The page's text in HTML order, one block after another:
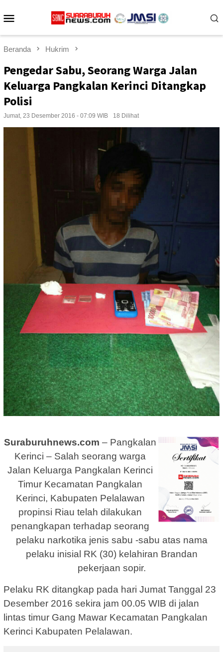
ke
Beranda Hukrim
Pengedar Sabu, Seorang Warga Jalan
Keluarga Pangkalan Kerinci Ditangkap
Polisi
Jumat, 23 Desember 2016 - 07:09 WIB 18 Dilihat
Suraburuhnews.com – Pangkalan
Kerinci – Salah seorang warga
Jalan Keluarga Pangkalan Kerinci
Timur Kecamatan Pangkalan
Kerinci, Kabupaten Pelalawan
propinsi Riau telah dilakukan
penangkapan terhadap seorang
pelaku narkotika jenis sabu -sabu atas nama
pelaku inisial RK (30) kelahiran Brandan
pekerjaan sopir.
Pelaku RK ditangkap pada hari Jumat Tanggal 23
Desember 2016 sekira jam 00.05 WIB di jalan
lintas timur Gang Mawar Kecamatan Pangkalan
Kerinci Kabupaten Pelalawan.